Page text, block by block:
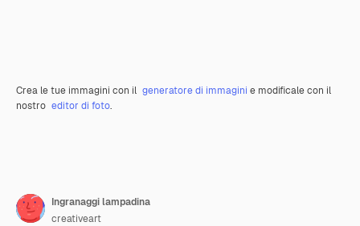
Crea le tue immagini con il generatore di immagini e modificale con il
nostro editor di foto.
Ingranaggi lampadina
creativeart